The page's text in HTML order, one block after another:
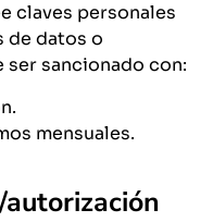
claves personales
de datos o
ser sancionado con:
mensuales.